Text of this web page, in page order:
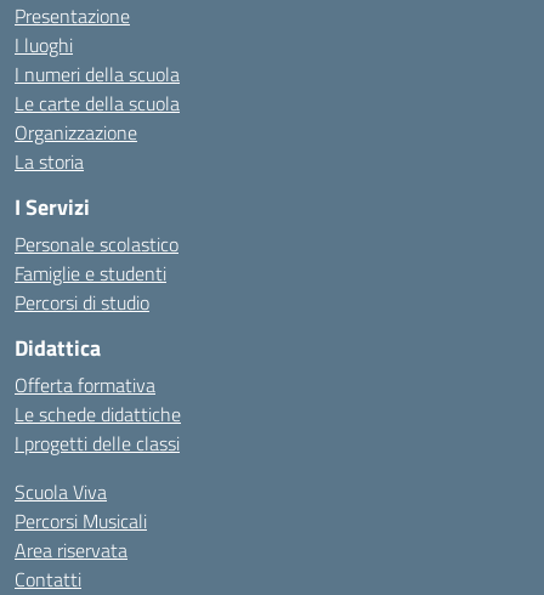
Presentazione
I luoghi
I numeri della scuola
Le carte della scuola
Organizzazione
La storia
I Servizi
Personale scolastico
Famiglie e studenti
Percorsi di studio
Didattica
Offerta formativa
Le schede didattiche
I progetti delle classi
Scuola Viva
Percorsi Musicali
Area riservata
Contatti